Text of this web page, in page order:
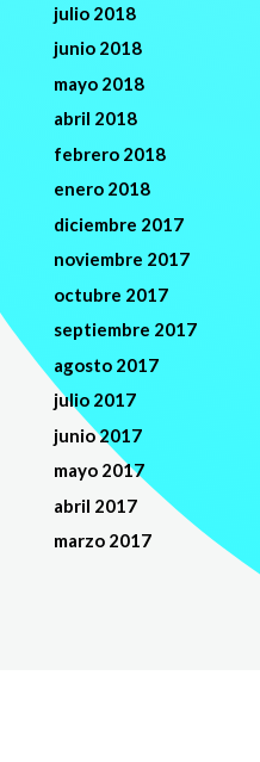
julio 2018
junio 2018
mayo 2018
abril 2018
febrero 2018
enero 2018
diciembre 2017
noviembre 2017
octubre 2017
septiembre 2017
agosto 2017
julio 2017
junio 2017
mayo 2017
abril 2017
marzo 2017